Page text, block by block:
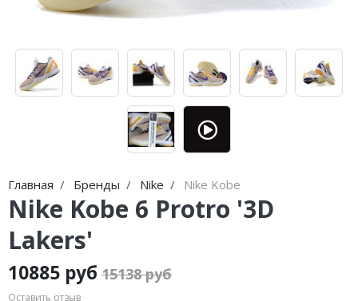
Главная Бренды Nike Nike Kobe
Nike Kobe 6 Protro '3D
Lakers'
10885 руб 15138 руб
Оставить отзыв
Air Jordan 312
Air Jordan 37
Air Jordan 36
Air Jordan 1
adidas Gazelle
adidas Adizero
adidas Harden
adidas Dame